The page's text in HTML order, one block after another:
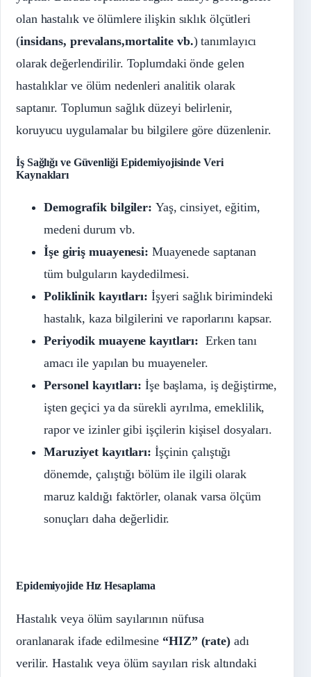
olan hastalık ve ölümlere ilişkin sıklık ölçütleri
(insidans, prevalans,mortalite vb.) tanımlayıcı
olarak değerlendirilir. Toplumdaki önde gelen
hastalıklar ve ölüm nedenleri analitik olarak
saptanır. Toplumun sağlık düzeyi belirlenir,
koruyucu uygulamalar bu bilgilere göre düzenlenir.
İş Sağlığı ve GüvenliğiEpidemiyojisinde Veri
Kaynakları
Demografik bilgiler: Yaş, cinsiyet, eğitim,
medeni durum vb.
İşe giriş muayenesi: Muayenede saptanan
tüm bulguların kaydedilmesi.
Poliklinik kayıtları: İşyeri sağlık birimindeki
hastalık, kaza bilgilerini ve raporlarını kapsar.
Periyodik muayene kayıtları: Erken tanı
amacı ile yapılan bu muayeneler.
Personel kayıtları: İşe başlama, iş değiştirme,
işten geçici ya da sürekli ayrılma, emeklilik,
rapor ve izinler gibi işçilerin kişisel dosyaları.
Maruziyet kayıtları: İşçinin çalıştığı
dönemde, çalıştığı bölüm ile ilgili olarak
maruz kaldığı faktörler, olanak varsa ölçüm
sonuçları daha değerlidir.
Epidemiyojide Hız Hesaplama
Hastalık veya ölüm sayılarının nüfusa
oranlanarak ifade edilmesine “HIZ” (rate) adı
verilir. Hastalık veya ölüm sayıları risk altındaki